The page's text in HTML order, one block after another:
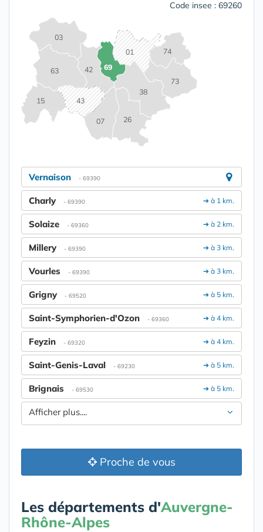
Code insee : 69260
01
03
07
15
26
38
42
43
63
69
73
74
Vernaison - 69390
➔ à 1 km.
Charly - 69390
➔ à 2 km.
Solaize - 69360
➔ à 3 km.
Millery - 69390
➔ à 3 km.
Vourles - 69390
➔ à 5 km.
Grigny - 69520
➔ à 4 km.
Saint-Symphorien-d'Ozon - 69360
➔ à 4 km.
Feyzin - 69320
➔ à 5 km.
Saint-Genis-Laval - 69230
➔ à 5 km.
Brignais - 69530
Afficher plus....
Proche de vous
Les départements d'Auvergne-
Rhône-Alpes